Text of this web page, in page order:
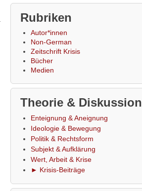
Rubriken
Autor*innen
Non-German
Zeitschrift Krisis
Bücher
Medien
Theorie & Diskussion
Enteignung & Aneignung
Ideologie & Bewegung
Politik & Rechtsform
Subjekt & Aufklärung
Wert, Arbeit & Krise
► Krisis-Beiträge